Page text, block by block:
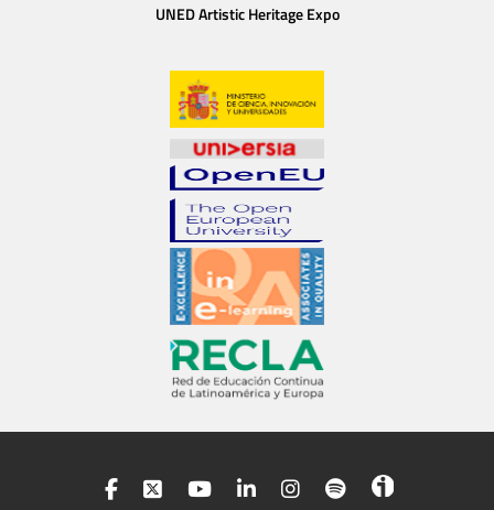
UNED Artistic Heritage Expo